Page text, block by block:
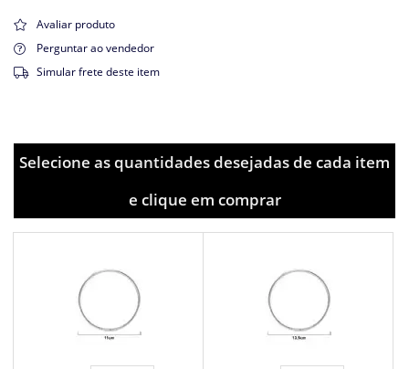
Avaliar produto
Perguntar ao vendedor
Simular frete deste item
Selecione as quantidades desejadas de cada item
e clique em comprar